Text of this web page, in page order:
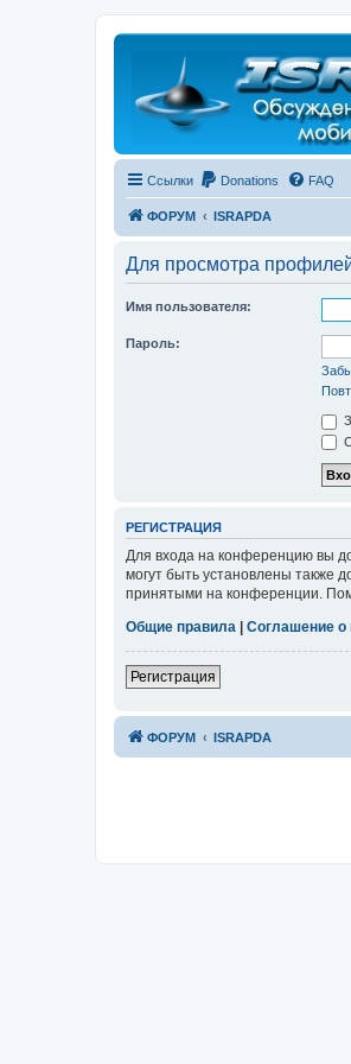
Регистрация
Ссылки Donations FAQ
ФОРУМ ISRAPDA
Для просмотра
Имя пользователя:
Пароль:
РЕГИСТРАЦИЯ
Для входа на конференцию вы
могут быть установлены также
принятыми на конференции.
Общие правила | Соглашение о
Регистрация
ФОРУМ ISRAPDA